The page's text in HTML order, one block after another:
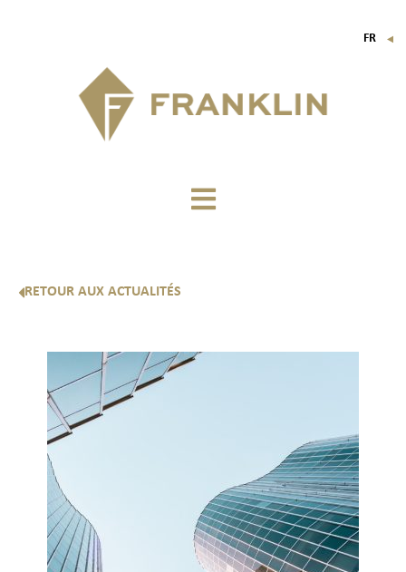
FR ▼
RETOUR AUX ACTUALITÉS